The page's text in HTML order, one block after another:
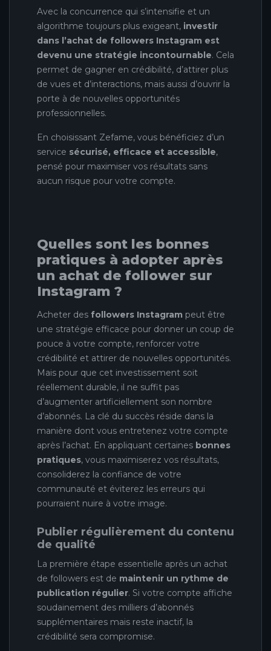
Avec la concurrence qui s’intensifie et un
algorithme toujours plus exigeant, investir
dans l’achat de followers Instagram est
devenu une stratégie incontournable. Cela
permet de gagner en crédibilité, d’attirer plus
de vues et d’interactions, mais aussi d’ouvrir la
porte à de nouvelles opportunités
professionnelles.
En choisissant Zefame, vous bénéficiez d’un
service sécurisé, efficace et accessible,
pensé pour maximiser vos résultats sans
aucun risque pour votre compte.
Quelles sont les bonnes
pratiques à adopter après
un achat de follower sur
Instagram ?
Acheter des followers Instagram peut être
une stratégie efficace pour donner un coup de
pouce à votre compte, renforcer votre
crédibilité et attirer de nouvelles opportunités.
Mais pour que cet investissement soit
réellement durable, il ne suffit pas
d’augmenter artificiellement son nombre
d’abonnés. La clé du succès réside dans la
manière dont vous entretenez votre compte
après l’achat. En appliquant certaines bonnes
pratiques, vous maximiserez vos résultats,
consoliderez la confiance de votre
communauté et éviterez les erreurs qui
pourraient nuire à votre image.
Publier régulièrement du contenu
de qualité
La première étape essentielle après un achat
de followers est de maintenir un rythme de
publication régulier. Si votre compte affiche
soudainement des milliers d’abonnés
supplémentaires mais reste inactif, la
crédibilité sera compromise.